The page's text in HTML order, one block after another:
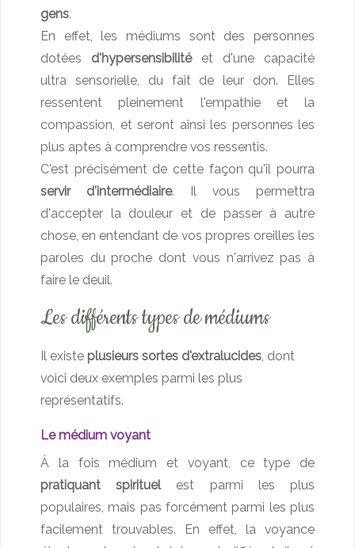
gens.
En effet, les médiums sont des personnes
dotées d'hypersensibilitéet d'une capacité
ultra sensorielle, du fait de leur don. Elles
ressentent pleinement l'empathie et la
compassion, et seront ainsi les personnes les
plus aptes à comprendre vos ressentis.
C'est précisément de cette façon qu'il pourra
servir d'intermédiaire. Il vous permettra
d'accepter la douleur et de passer à autre
chose, en entendant de vos propres oreilles les
paroles du proche dont vous n'arrivez pas à
faire le deuil.
Les différents types de médiums
Il existe plusieurs sortes d'extralucides, dont
voici deux exemples parmi les plus
représentatifs.
Le médium voyant
À la fois médium et voyant, ce type de
pratiquant spirituelest parmi les plus
populaires, mais pas forcément parmi les plus
facilement trouvables. En effet, la voyance